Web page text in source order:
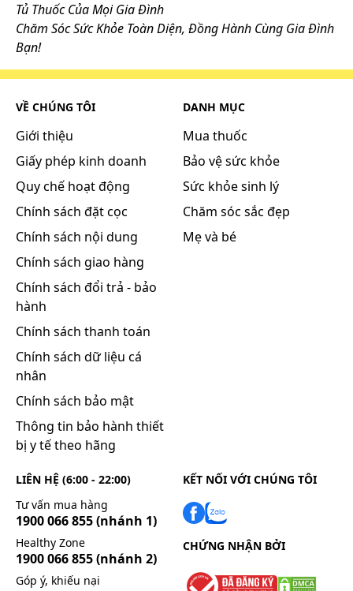
Tủ Thuốc Của Mọi Gia Đình
Chăm Sóc Sức Khỏe Toàn Diện, Đồng Hành Cùng Gia Đình
Bạn!
VỀ CHÚNG TÔI
Giới thiệu
Giấy phép kinh doanh
Quy chế hoạt động
Chính sách đặt cọc
Chính sách nội dung
Chính sách giao hàng
Chính sách đổi trả - bảo
hành
Chính sách thanh toán
Chính sách dữ liệu cá
nhân
Chính sách bảo mật
Thông tin bảo hành thiết
bị y tế theo hãng
DANH MỤC
Mua thuốc
Bảo vệ sức khỏe
Sức khỏe sinh lý
Chăm sóc sắc đẹp
Mẹ và bé
LIÊN HỆ (6:00 - 22:00)
Tư vấn mua hàng
1900 066 855(nhánh 1)
Healthy Zone
1900 066 855(nhánh 2)
Góp ý, khiếu nại
KẾT NỐI VỚI CHÚNG TÔI
CHỨNG NHẬN BỞI